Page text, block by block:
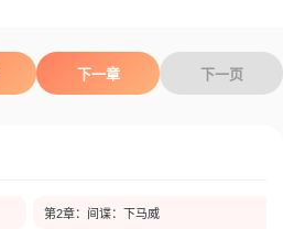
下一章 下一页
第2章：间谍：下马威